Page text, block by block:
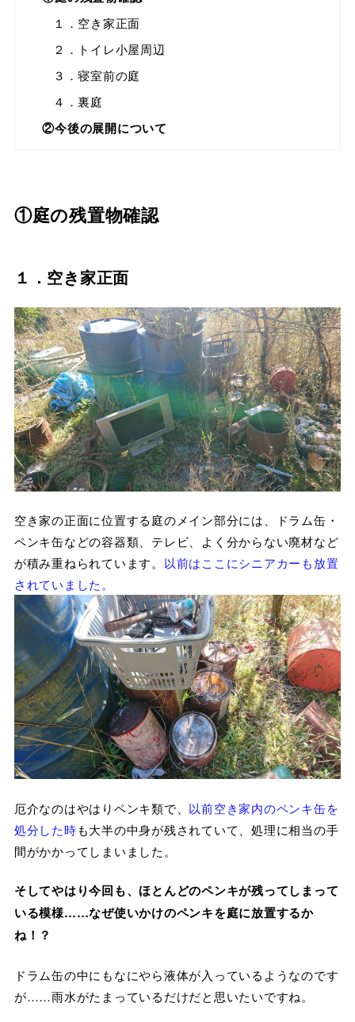
１．空き家正面
２．トイレ小屋周辺
３．寝室前の庭
４．裏庭
②今後の展開について
①庭の残置物確認
１．空き家正面
空き家の正面に位置する庭のメイン部分には、ドラム缶・
ペンキ缶などの容器類、テレビ、よく分からない廃材など
が積み重ねられています。 以前はここにシニアカーも放置
されていました。
厄介なのはやはりペンキ類で、 以前空き家内のペンキ缶を
処分した時も大半の中身が残されていて、処理に相当の手
間がかかってしまいました。
そしてやはり今回も、ほとんどのペンキが残ってしまって
いる模様……なぜ使いかけのペンキを庭に放置するか
ね！？
ドラム缶の中にもなにやら液体が入っているようなのです
が……雨水がたまっているだけだと思いたいですね。